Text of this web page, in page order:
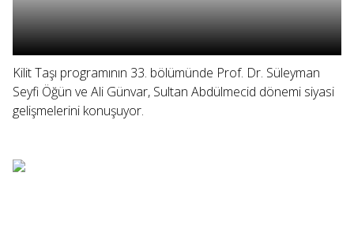
Kilit Taşı programının 33. bölümünde Prof. Dr. Süleyman
Seyfi Öğün ve Ali Günvar, Sultan Abdülmecid dönemi siyasi
gelişmelerini konuşuyor.